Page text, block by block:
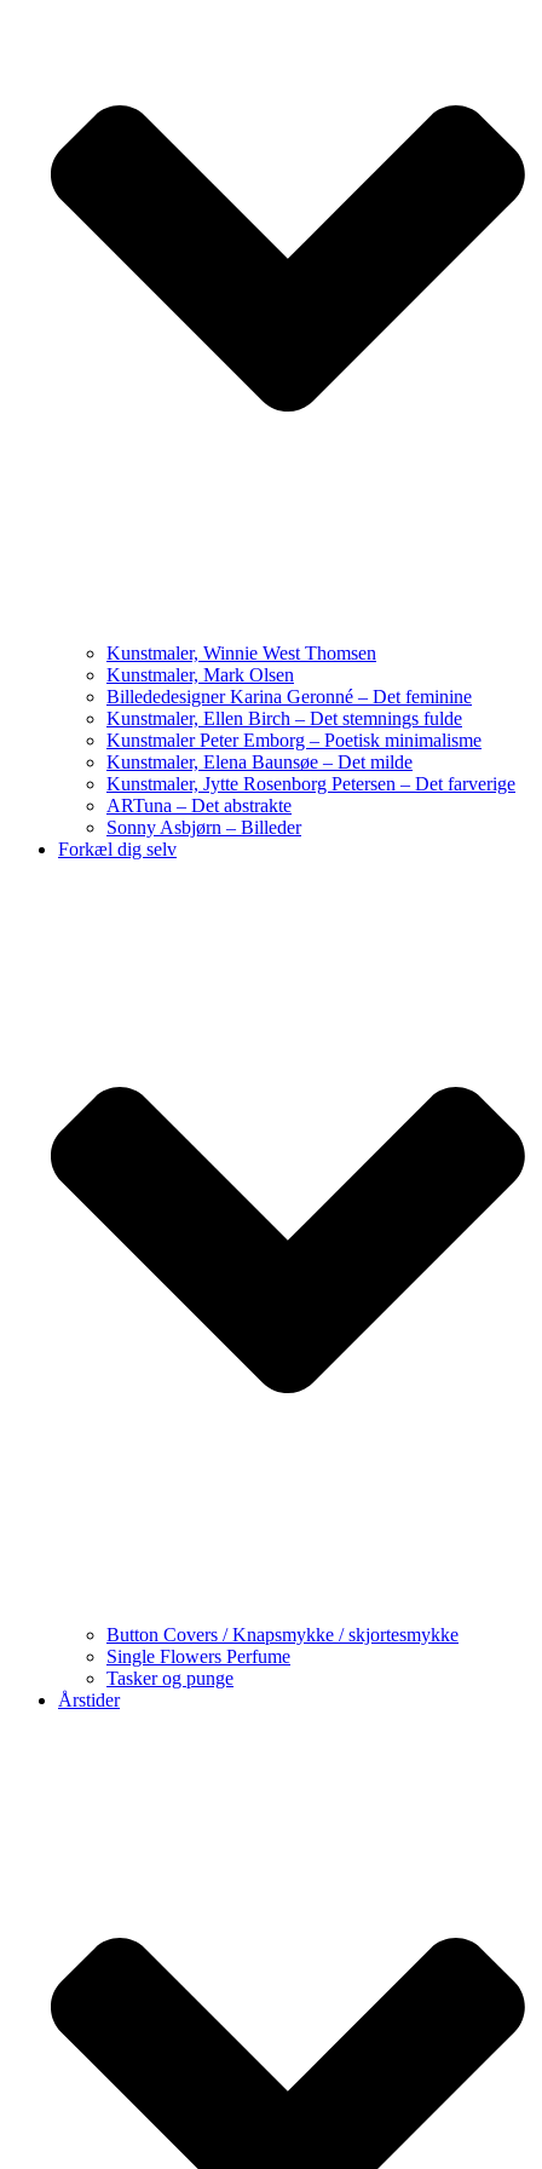
Kunstmaler, Winnie West Thomsen
Kunstmaler, Mark Olsen
Billededesigner Karina Geronné – Det feminine
Kunstmaler, Ellen Birch – Det stemnings fulde
Kunstmaler Peter Emborg – Poetisk minimalisme
Kunstmaler, Elena Baunsøe – Det milde
Kunstmaler, Jytte Rosenborg Petersen – Det farverige
ARTuna – Det abstrakte
Sonny Asbjørn – Billeder
Forkæl dig selv
Button Covers / Knapsmykke / skjortesmykke
Single Flowers Perfume
Tasker og punge
Årstider